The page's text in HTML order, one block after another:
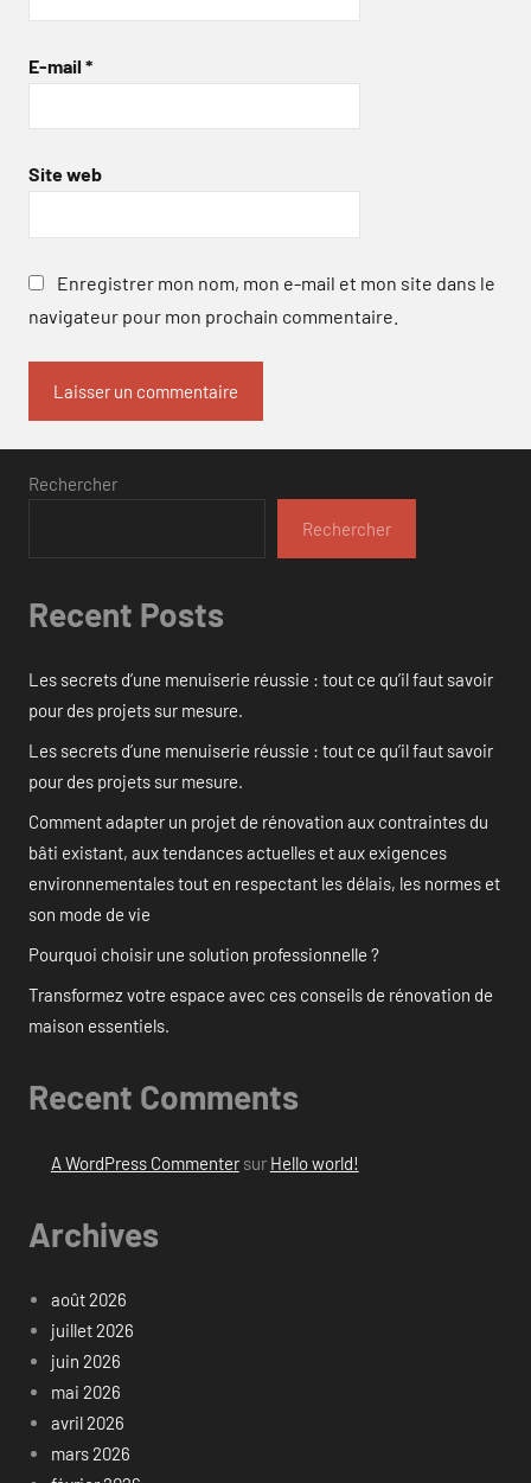
E-mail *
Site web
Enregistrer mon nom, mon e-mail et mon site dans le
navigateur pour mon prochain commentaire.
Rechercher
Rechercher
Recent Posts
Les secrets d’une menuiserie réussie : tout ce qu’il faut savoir
pour des projets sur mesure.
Les secrets d’une menuiserie réussie : tout ce qu’il faut savoir
pour des projets sur mesure.
Comment adapter un projet de rénovation aux contraintes du
bâti existant, aux tendances actuelles et aux exigences
environnementales tout en respectant les délais, les normes et
son mode de vie
Pourquoi choisir une solution professionnelle ?
Transformez votre espace avec ces conseils de rénovation de
maison essentiels.
Recent Comments
A WordPress Commentersur Hello world!
Archives
août 2026
juillet 2026
juin 2026
mai 2026
avril 2026
mars 2026